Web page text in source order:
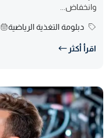
وانخفاض...
دبلومة التغذية الرياضية
اقرأ أكثر